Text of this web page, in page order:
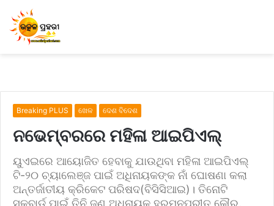
Breaking PLUS ଖେଳ ଦେଶ ବିଦେଶ
ନଭେମ୍ବରରେ ମହିଳା ଆଇପିଏଲ୍‌
ୟୁଏଇରେ ଆୟୋଜିତ ହେବାକୁ ଯାଉଥିବା ମହିଳା ଆଇପିଏଲ୍‌
ଟି-୨୦ ଚ୍ୟାଲେଞ୍ଜ ପାଇଁ ଅଧିନାୟକଙ୍କ ନାଁ ଘୋଷଣା କଲା
ଅନ୍ତର୍ଜାତୀୟ କ୍ରିକେଟ ପରିଷଦ(ବିସିସିଆଇ)। ତିନୋଟି
ସ୍କ୍ବାର୍ଡ ପାଇଁ ତିନି ଜଣ ଅଧିନାୟକ ହରମନପ୍ରୀତ କୌର,